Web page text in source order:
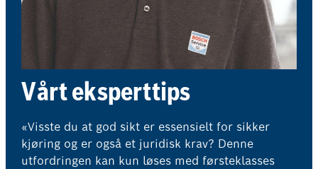
Vårt eksperttips
«Visste du at god sikt er essensielt for sikker
kjøring og er også et juridisk krav? Denne
utfordringen kan kun løses med førsteklasses